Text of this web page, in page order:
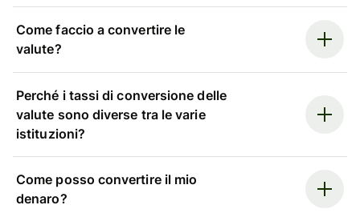
Come faccio a convertire le
valute?
Perché i tassi di conversione delle
valute sono diverse tra le varie
istituzioni?
Come posso convertire il mio
denaro?